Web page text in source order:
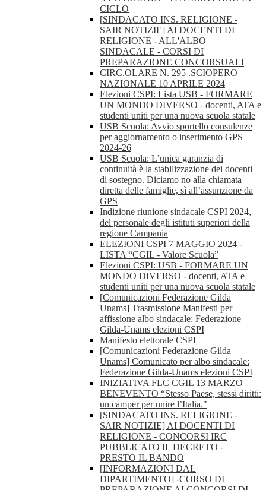
CICLO
[SINDACATO INS. RELIGIONE -
SAIR NOTIZIE] AI DOCENTI DI
RELIGIONE - ALL'ALBO
SINDACALE - CORSI DI
PREPARAZIONE CONCORSUALI
CIRC.OLARE N. 295 .SCIOPERO
NAZIONALE 10 APRILE 2024
Elezioni CSPI: Lista USB - FORMARE
UN MONDO DIVERSO - docenti, ATA e
studenti uniti per una nuova scuola statale
USB Scuola: Avvio sportello consulenze
per aggiornamento o inserimento GPS
2024-26
USB Scuola: L’unica garanzia di
continuità è la stabilizzazione dei docenti
di sostegno. Diciamo no alla chiamata
diretta delle famiglie, sì all’assunzione da
GPS
Indizione riunione sindacale CSPI 2024,
del personale degli istituti superiori della
regione Campania
ELEZIONI CSPI 7 MAGGIO 2024 -
LISTA “CGIL - Valore Scuola”
Elezioni CSPI: USB - FORMARE UN
MONDO DIVERSO - docenti, ATA e
studenti uniti per una nuova scuola statale
[Comunicazioni Federazione Gilda
Unams] Trasmissione Manifesti per
affissione albo sindacale: Federazione
Gilda-Unams elezioni CSPI
Manifesto elettorale CSPI
[Comunicazioni Federazione Gilda
Unams] Comunicato per albo sindacale:
Federazione Gilda-Unams elezioni CSPI
INIZIATIVA FLC CGIL 13 MARZO
BENEVENTO “Stesso Paese, stessi diritti:
un camper per unire l’Italia."
[SINDACATO INS. RELIGIONE -
SAIR NOTIZIE] AI DOCENTI DI
RELIGIONE - CONCORSI IRC
PUBBLICATO IL DECRETO -
PRESTO IL BANDO
[INFORMAZIONI DAL
DIPARTIMENTO] -CORSO DI